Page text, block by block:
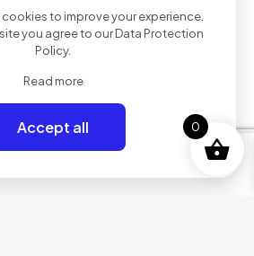
to improve your experience.
you agree to ourData Protection
Policy.
Read more
Accept all 0